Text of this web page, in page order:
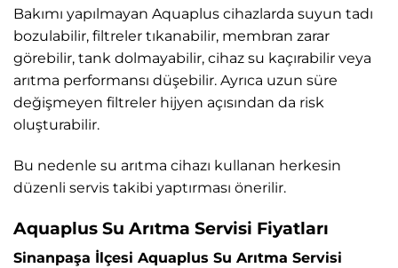
Bakımı yapılmayan Aquaplus cihazlarda suyun tadı
bozulabilir, filtreler tıkanabilir, membran zarar
görebilir, tank dolmayabilir, cihaz su kaçırabilir veya
arıtma performansı düşebilir. Ayrıca uzun süre
değişmeyen filtreler hijyen açısından da risk
oluşturabilir.
Bu nedenle su arıtma cihazı kullanan herkesin
düzenli servis takibi yaptırması önerilir.
Aquaplus Su Arıtma Servisi Fiyatları
Sinanpaşa İlçesi Aquaplus Su Arıtma Servisi